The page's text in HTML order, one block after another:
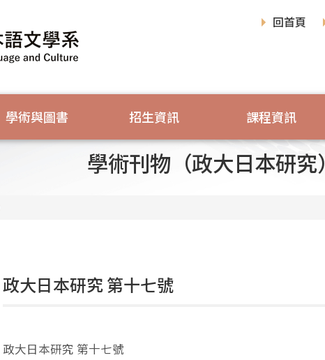
回首頁
學術與圖書 招生資訊 課程資訊
學術刊物（政大日本研究）
政大日本研究 第十七號
政大日本研究 第十七號